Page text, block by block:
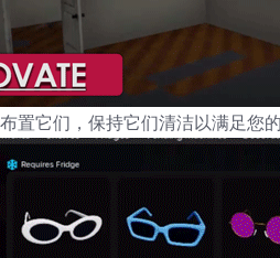
置它们，保持它们清洁以满足您